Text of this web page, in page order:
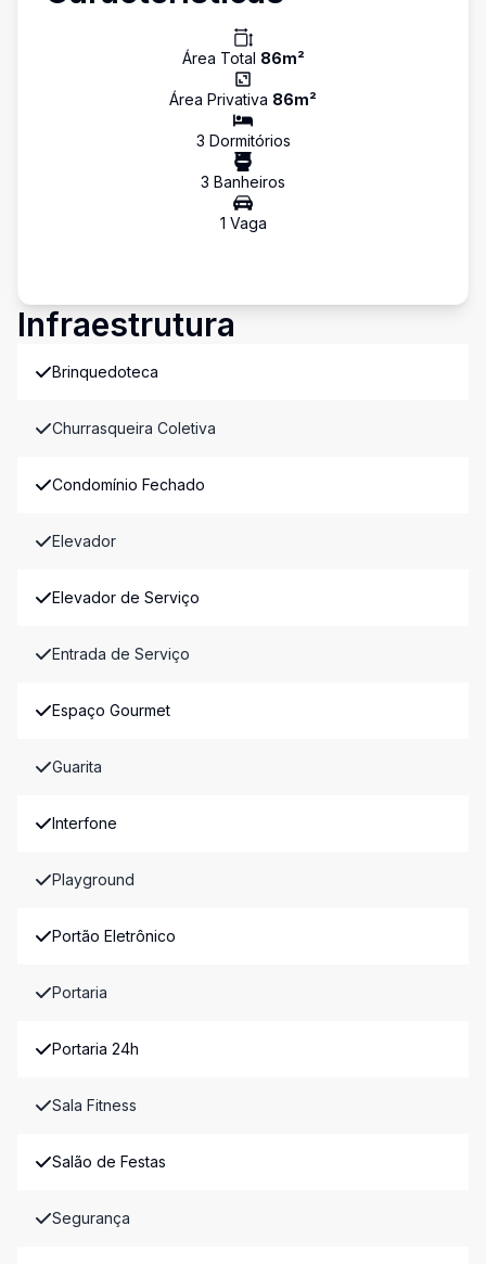
Área Total 86m²
Área Privativa 86m²
3 Dormitórios
3 Banheiros
1 Vaga
Infraestrutura
Brinquedoteca
Churrasqueira Coletiva
Condomínio Fechado
Elevador
Elevador de Serviço
Entrada de Serviço
Espaço Gourmet
Guarita
Interfone
Playground
Portão Eletrônico
Portaria
Portaria 24h
Sala Fitness
Salão de Festas
Segurança